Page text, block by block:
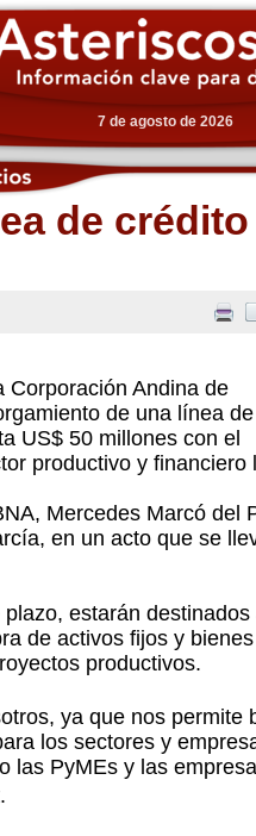
7 de agosto de 2026
de crédito
Corporación Andina de
de una línea de
US$ 50 millones con el
productivo y financiero
Mercedes Marcó del
en un acto que se
estarán
de activos fijos y
productivos.
ya que nos permite
los sectores y
las PyMEs y las